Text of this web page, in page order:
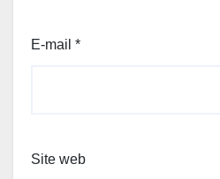
E-mail *
Site web